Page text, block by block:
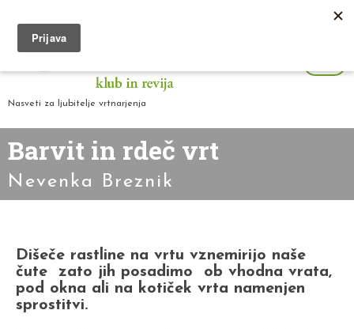
Nasveti za ljubitelje vrtnarjenja
Barvit in rdeč vrt
Nevenka Breznik
Dišeče rastline na vrtu vznemirijo naše
čute zato jih posadimo ob vhodna vrata,
pod okna ali na kotiček vrta namenjen
sprostitvi.